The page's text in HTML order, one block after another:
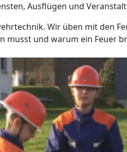
Ausflügen und
Wir üben mit den
beachten musst